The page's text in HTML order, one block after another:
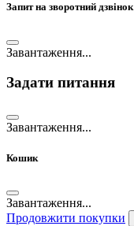
Запит на зворотний дзвінок
Завантаження...
Задати питання
Завантаження...
Кошик
Завантаження...
Продовжити покупки